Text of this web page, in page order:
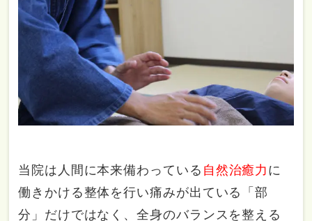
当院は人間に本来備わっている 自然治癒力 に
働きかける整体を行い痛みが出ている「部
分」だけではなく、全身のバランスを整える